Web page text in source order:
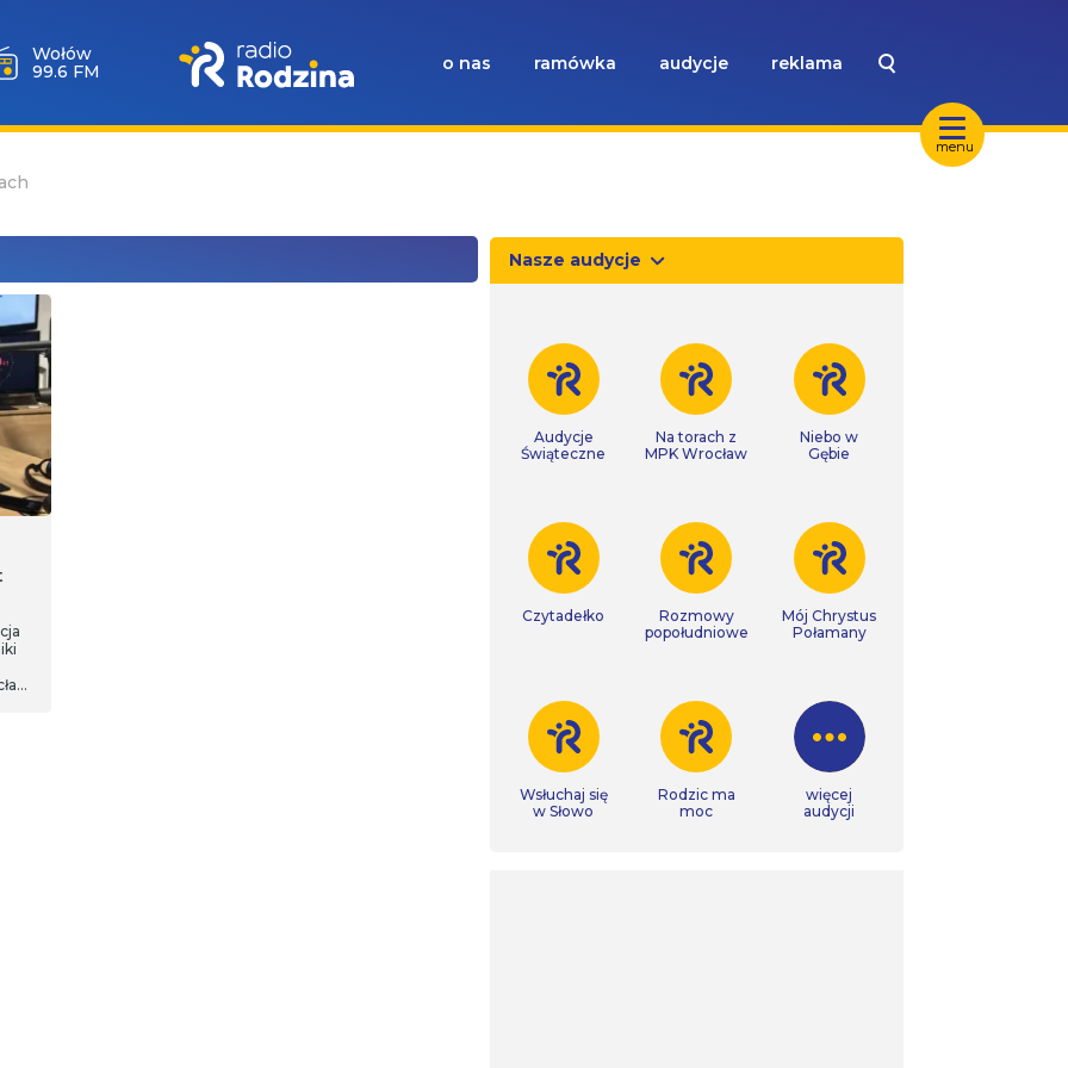
menu
Milicz
88.5 FM
o nas ramówka audycje reklama
Nasze audycje
Audycje
Świąteczne
Na torach z
MPK Wrocław
Niebo w
Gębie
Czytadełko
Rozmowy
popołudniowe
Mój Chrystus
Połamany
Wsłuchaj się
w Słowo
Rodzic ma
moc
więcej
audycji